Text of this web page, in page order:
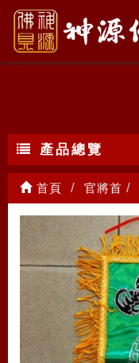
官將首繡品
產品總覽
首頁 官將首